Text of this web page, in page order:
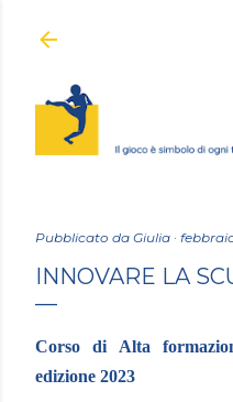
Pubblicato da Giulia
INNOVARE LA
Corso di Alta
edizione 2023